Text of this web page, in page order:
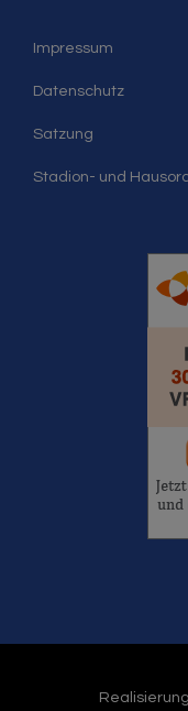
Impressum
Datenschutz
Satzung
Stadion- und